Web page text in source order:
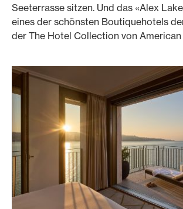
Seeterrasse sitzen. Und das «Alex
eines der schönsten Boutiquehotels
der The Hotel Collection von American